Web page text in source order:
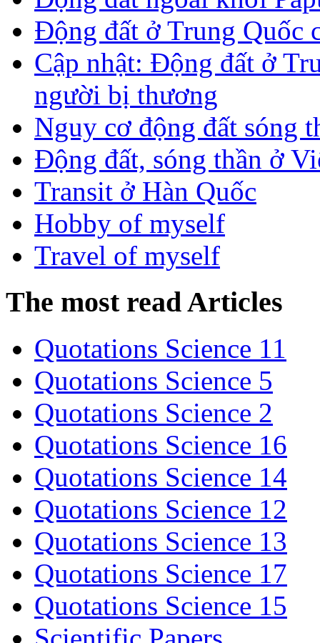
Động đất ở Trung Quốc
Cập nhật: Động đất ở
người bị thương
Nguy cơ động đất sóng
Động đất, sóng thần ở
Transit ở Hàn Quốc
Hobby of myself
Travel of myself
The most read Articles
Quotations Science 11
Quotations Science 5
Quotations Science 2
Quotations Science 16
Quotations Science 14
Quotations Science 12
Quotations Science 13
Quotations Science 17
Quotations Science 15